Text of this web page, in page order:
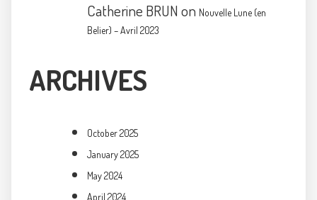
Catherine BRUN on Nouvelle Lune (en
Belier) – Avril 2023
ARCHIVES
October 2025
January 2025
May 2024
April 2024